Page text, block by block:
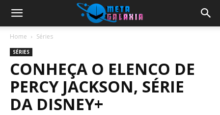
Home Séries
SÉRIES
CONHEÇA O ELENCO DE
PERCY JACKSON, SÉRIE
DA DISNEY+